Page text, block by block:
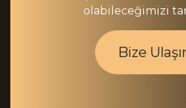
olabileceğimizi
Bize